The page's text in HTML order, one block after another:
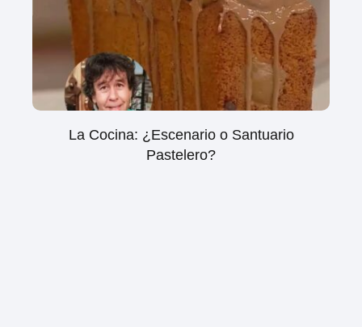
La Cocina: ¿Escenario o Santuario
Pastelero?